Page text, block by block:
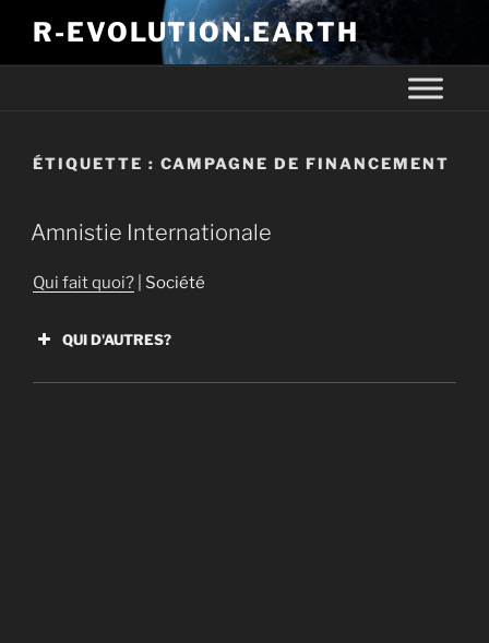
R-EVOLUTION.EARTH
ÉTIQUETTE : CAMPAGNE DE FINANCEMENT
Amnistie Internationale
Qui fait quoi? | Société
QUI D'AUTRES?